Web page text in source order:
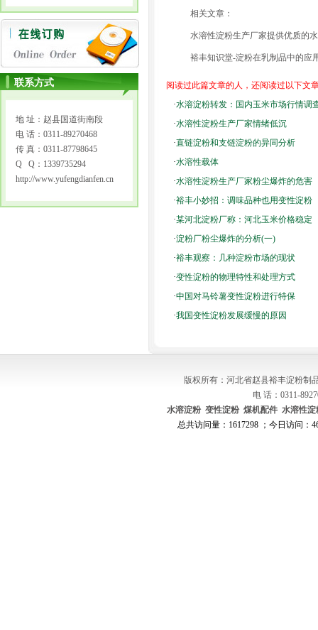
联系方式
地 址：赵县国道街南段
电 话：0311-89270468
传 真：0311-87798645
Q Q：1339735294
http://www.yufengdianfen.cn
相关文章：
水溶性淀粉生产厂家提供优质的
裕丰知识堂-淀粉在乳制品中的应
阅读过此篇文章的人，还阅读过以下文
·水溶淀粉转发：国内玉米市场行情调
·水溶性淀粉生产厂家情绪低沉
·直链淀粉和支链淀粉的异同分析
·水溶性载体
·水溶性淀粉生产厂家粉尘爆炸的危害
·裕丰小妙招：调味品种也用变性淀粉
·某河北淀粉厂称：河北玉米价格稳定
·淀粉厂粉尘爆炸的分析(一)
·裕丰观察：几种淀粉市场的现状
·变性淀粉的物理特性和处理方式
·中国对马铃薯变性淀粉进行特保
·我国变性淀粉发展缓慢的原因
版权所有：河北省赵县裕丰淀粉
电 话：0311-
水溶淀粉 变性淀粉 煤机配件 水溶性淀
总共访问量：1617298 ；今日访问：